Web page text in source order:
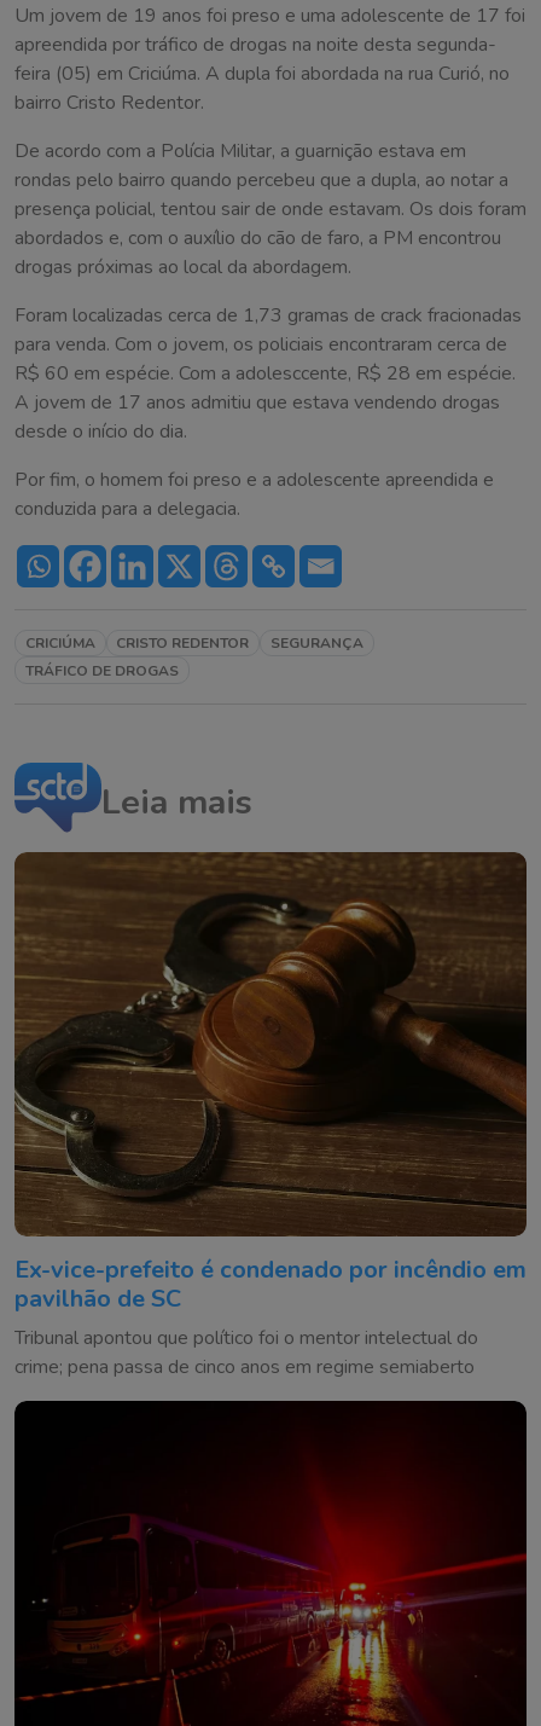
Um jovem de 19 anos foi preso e uma adolescente de 17 foi
apreendida por tráfico de drogas na noite desta segunda-
feira (05) em Criciúma. A dupla foi abordada na rua Curió, no
bairro Cristo Redentor.
De acordo com a Polícia Militar, a guarnição estava em
rondas pelo bairro quando percebeu que a dupla, ao notar a
presença policial, tentou sair de onde estavam. Os dois foram
abordados e, com o auxílio do cão de faro, a PM encontrou
drogas próximas ao local da abordagem.
Foram localizadas cerca de 1,73 gramas de crack fracionadas
para venda. Com o jovem, os policiais encontraram cerca de
R$ 60 em espécie. Com a adolesccente, R$ 28 em espécie.
A jovem de 17 anos admitiu que estava vendendo drogas
desde o início do dia.
Por fim, o homem foi preso e a adolescente apreendida e
conduzida para a delegacia.
CRICIÚMA CRISTO REDENTOR
SEGURANÇA
TRÁFICO DE DROGAS
Leia mais
Ex-vice-prefeito é condenado por incêndio em
pavilhão de SC
Tribunal apontou que político foi o mentor intelectual do
crime; pena passa de cinco anos em regime semiaberto